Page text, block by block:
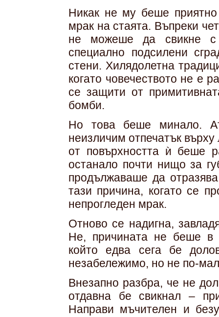
Никак не му беше
мрак на стаята. Въпреки
не можеше да свикне с
специално подсилени
стени. Хилядолетна
когато човечеството не е
се защити от
бомби.
Но това беше минало.
неизличим отпечатък
от повърхността ѝ беше
останало почти нищо за
продължаваше да
тази причина, когато се
непрогледен мрак.
Отново се надигна,
Не, причината не беше в
който едва сега бе
незабележимо, но не по-
Внезапно разбра, че не
отдавна бе свикнал –
Направи мъчителен и